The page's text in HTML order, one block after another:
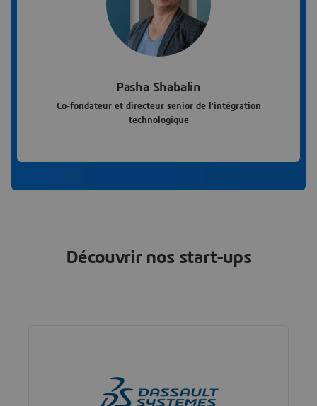
Pasha Shabalin
Co-fondateur et directeur senior de l’intégration
technologique
Découvrir nos start-ups